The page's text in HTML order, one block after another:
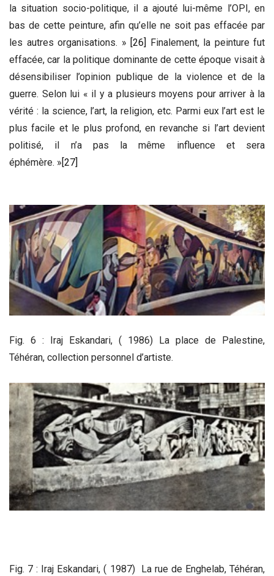
la situation socio-politique, il a ajouté lui-même l’OPI, en
bas de cette peinture, afin qu’elle ne soit pas effacée par
les autres organisations. » [26] Finalement, la peinture fut
effacée, car la politique dominante de cette époque visait à
désensibiliser l’opinion publique de la violence et de la
guerre. Selon lui « il y a plusieurs moyens pour arriver à la
vérité : la science, l’art, la religion, etc. Parmi eux l’art est le
plus facile et le plus profond, en revanche si l’art devient
politisé, il n’a pas la même influence et sera
éphémère. »[27]
Fig. 6 : Iraj Eskandari, ( 1986) La place de Palestine,
Téhéran, collection personnel d’artiste.
Fig. 7 : Iraj Eskandari, ( 1987) La rue de Enghelab, Téhéran,